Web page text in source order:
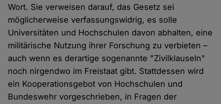
Wort. Sie verweisen darauf, das Gesetz sei
möglicherweise verfassungswidrig, es solle
Universitäten und Hochschulen davon abhalten, eine
militärische Nutzung ihrer Forschung zu verbieten –
auch wenn es derartige sogenannte "Zivilklauseln"
noch nirgendwo im Freistaat gibt. Stattdessen wird
ein Kooperationsgebot von Hochschulen und
Bundeswehr vorgeschrieben, in Fragen der